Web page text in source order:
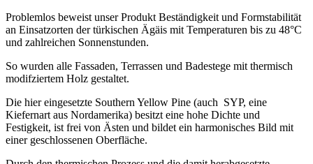
Problemlos beweist unser Produkt Beständigkeit und Formstabilität
an Einsatzorten der türkischen Ägäis mit Temperaturen bis zu 48°C
und zahlreichen Sonnenstunden.
So wurden alle Fassaden, Terrassen und Badestege mit thermisch
modifziertem Holz gestaltet.
Die hier eingesetzte Southern Yellow Pine (auch SYP, eine
Kiefernart aus Nordamerika) besitzt eine hohe Dichte und
Festigkeit, ist frei von Ästen und bildet ein harmonisches Bild mit
einer geschlossenen Oberfläche.